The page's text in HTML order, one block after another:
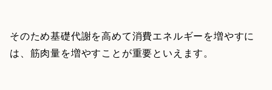
そのため基礎代謝を高めて消費エネルギーを増やすに
は、筋肉量を増やすことが重要といえます。